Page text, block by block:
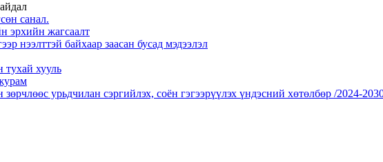
санал.
эрхийн жагсаалт
нээлттэй байхаар заасан бусад мэдээлэл
тухай хууль
урьдчилан сэргийлэх, соён гэгээрүүлэх үндэсний хөтөлбөр /2024-